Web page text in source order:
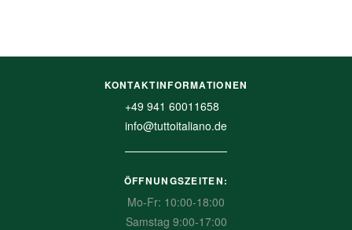
KONTAKTINFORMATIONEN
+49 941 60011658
info@tuttoitaliano.de
ÖFFNUNGSZEITEN:
Mo-Fr: 10:00-18:00
Samstag 9:00-17:00